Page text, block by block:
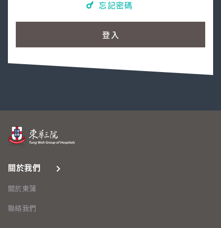
忘記密碼
登入
關於我們
關於東蒲
聯絡我們